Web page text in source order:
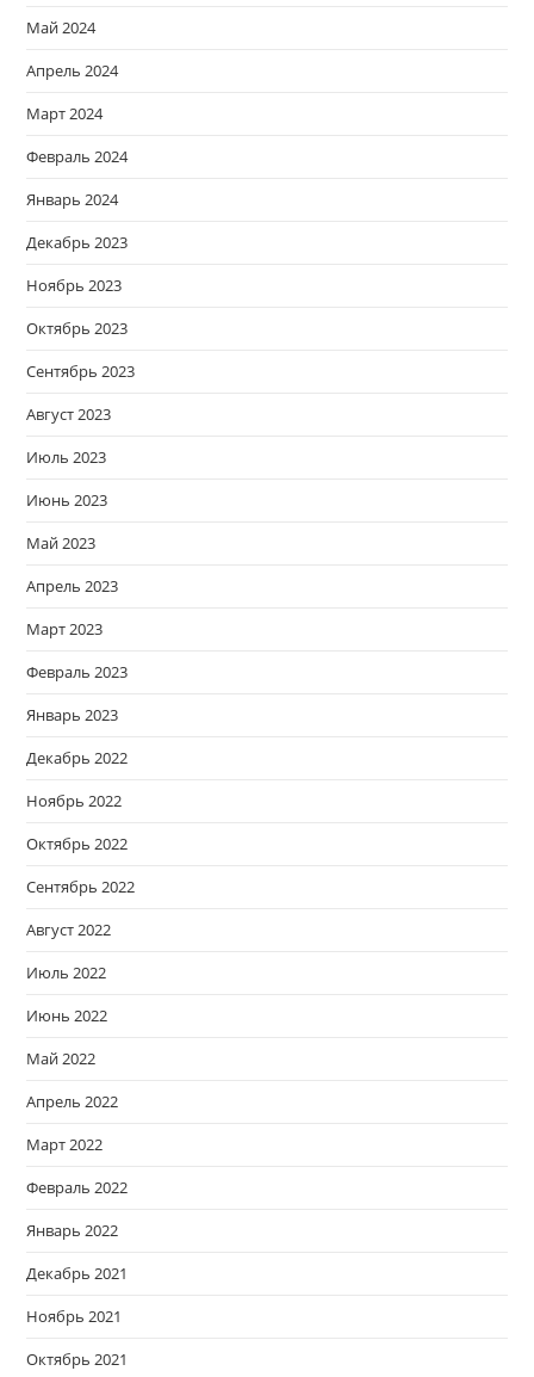
Май 2024
Апрель 2024
Март 2024
Февраль 2024
Январь 2024
Декабрь 2023
Ноябрь 2023
Октябрь 2023
Сентябрь 2023
Август 2023
Июль 2023
Июнь 2023
Май 2023
Апрель 2023
Март 2023
Февраль 2023
Январь 2023
Декабрь 2022
Ноябрь 2022
Октябрь 2022
Сентябрь 2022
Август 2022
Июль 2022
Июнь 2022
Май 2022
Апрель 2022
Март 2022
Февраль 2022
Январь 2022
Декабрь 2021
Ноябрь 2021
Октябрь 2021